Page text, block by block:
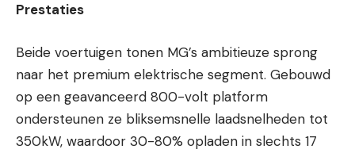
Prestaties
Beide voertuigen tonen MG’s ambitieuze sprong
naar het premium elektrische segment. Gebouwd
op een geavanceerd 800-volt platform
ondersteunen ze bliksemsnelle laadsnelheden tot
350kW, waardoor 30-80% opladen in slechts 17